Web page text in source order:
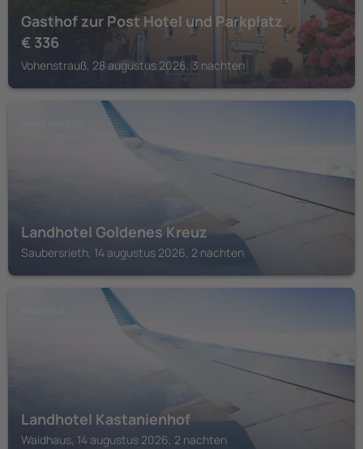
Gasthof zur Post Hotel und Parkplatz
€ 336
Vohenstrauß, 28 augustus 2026, 3 nachten
Landhotel Goldenes Kreuz
Saubersrieth, 14 augustus 2026, 2 nachten
Landhotel Kastanienhof
Waidhaus, 14 augustus 2026, 2 nachten